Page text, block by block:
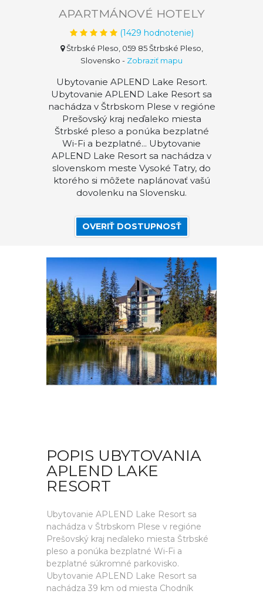
APARTMÁNOVÉ HOTELY
(1429 hodnotenie)
Štrbské Pleso, 059 85 Štrbské Pleso,
Slovensko - Zobraziť mapu
Ubytovanie APLEND Lake Resort.
Ubytovanie APLEND Lake Resort sa
nachádza v Štrbskom Plese v regióne
Prešovský kraj neďaleko miesta
Štrbské pleso a ponúka bezplatné
Wi-Fi a bezplatné... Ubytovanie
APLEND Lake Resort sa nachádza v
slovenskom meste Vysoké Tatry, do
ktorého si môžete naplánovať vašú
dovolenku na Slovensku.
OVERIŤ DOSTUPNOSŤ
POPIS UBYTOVANIA
APLEND LAKE
RESORT
Ubytovanie APLEND Lake Resort sa
nachádza v Štrbskom Plese v regióne
Prešovský kraj neďaleko miesta Štrbské
pleso a ponúka bezplatné Wi-Fi a
bezplatné súkromné parkovisko.
Ubytovanie APLEND Lake Resort sa
nachádza 39 km od miesta Chodník